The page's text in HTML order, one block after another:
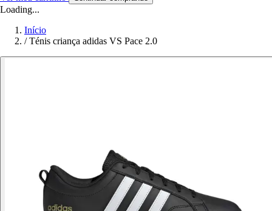
Loading...
Início
/ Ténis criança adidas VS Pace 2.0